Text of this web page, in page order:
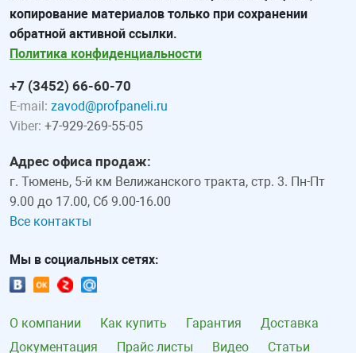
копирование материалов только при сохранении
обратной активной ссылки.
Политика конфиденциальности
+7 (3452) 66-60-70
E-mail: zavod@profpaneli.ru
Viber: +7-929-269-55-05
Адрес офиса продаж:
г. Тюмень, 5-й км Велижанского тракта, стр. 3. Пн-Пт
9.00 до 17.00, Сб 9.00-16.00
Все контакты
Мы в социальных сетях:
О компании Как купить Гарантия
Доставка
Документация
Прайс листы Видео Статьи